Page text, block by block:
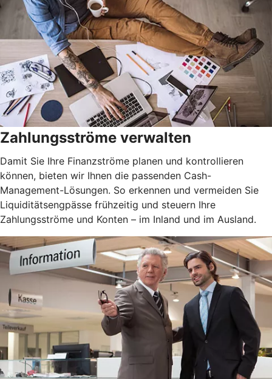
Zahlungsströme verwalten
Damit Sie Ihre Finanzströme planen und kontrollieren
können, bieten wir Ihnen die passenden Cash-
Management-Lösungen. So erkennen und vermeiden Sie
Liquiditätsengpässe frühzeitig und steuern Ihre
Zahlungsströme und Konten – im Inland und im Ausland.